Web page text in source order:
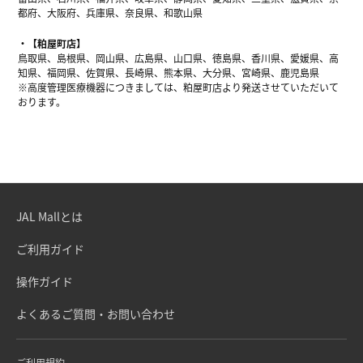
都府、大阪府、兵庫県、奈良県、和歌山県
【粕屋町店】
鳥取県、島根県、岡山県、広島県、山口県、徳島県、香川県、愛媛県、高
知県、福岡県、佐賀県、長崎県、熊本県、大分県、宮崎県、鹿児島県
※高度管理医療機器につきましては、粕屋町店より発送させていただいて
おります。
JAL Mallとは
ご利用ガイド
操作ガイド
よくあるご質問・お問い合わせ